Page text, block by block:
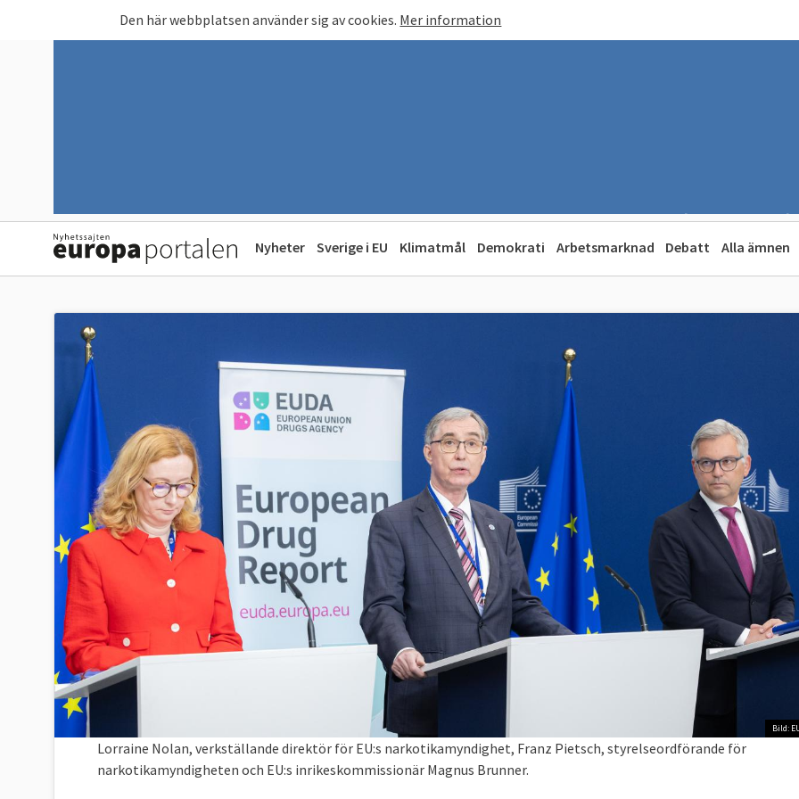
Den här webbplatsen använder sig av cookies. Mer information
Nyheter Sverige i EU Klimatmål Demokrati Arbetsmarknad Debatt Alla ämnen
Bild:
Lorraine Nolan, verkställande direktör för EU:s narkotikamyndighet, Franz Pietsch, styrelseordförande för
narkotikamyndigheten och EU:s inrikeskommissionär Magnus Brunner.